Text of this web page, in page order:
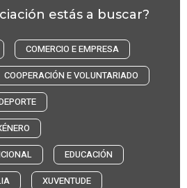
estás a buscar?
COMERCIO E EMPRESA
COOPERACIÓN E VOLUNTARIADO
EDUCACIÓN
XUVENTUDE